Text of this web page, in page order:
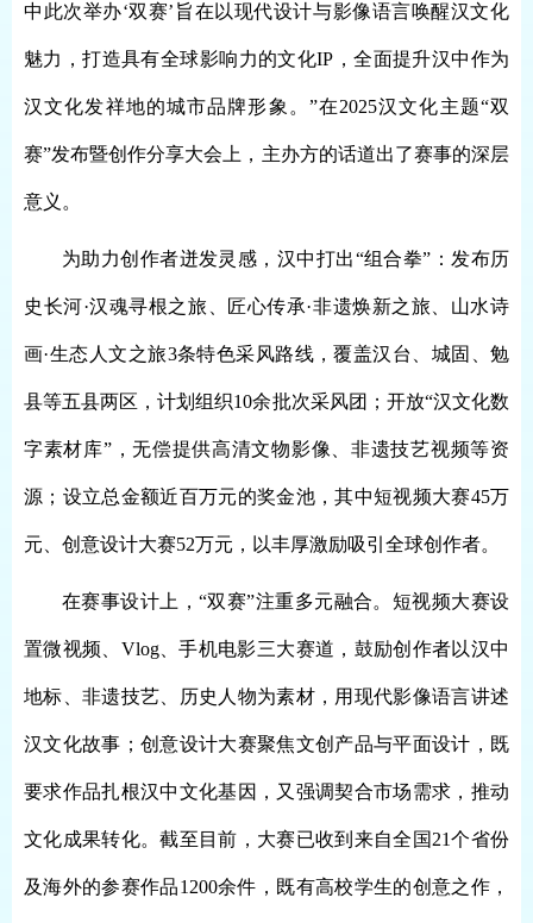
中此次举办‘双赛’旨在以现代设计与影像语言唤醒汉文化
魅力，打造具有全球影响力的文化IP，全面提升汉中作为
汉文化发祥地的城市品牌形象。”在2025汉文化主题“双
赛”发布暨创作分享大会上，主办方的话道出了赛事的深层
意义。
为助力创作者迸发灵感，汉中打出“组合拳”：发布历
史长河·汉魂寻根之旅、匠心传承·非遗焕新之旅、山水诗
画·生态人文之旅3条特色采风路线，覆盖汉台、城固、勉
县等五县两区，计划组织10余批次采风团；开放“汉文化数
字素材库”，无偿提供高清文物影像、非遗技艺视频等资
源；设立总金额近百万元的奖金池，其中短视频大赛45万
元、创意设计大赛52万元，以丰厚激励吸引全球创作者。
在赛事设计上，“双赛”注重多元融合。短视频大赛设
置微视频、Vlog、手机电影三大赛道，鼓励创作者以汉中
地标、非遗技艺、历史人物为素材，用现代影像语言讲述
汉文化故事；创意设计大赛聚焦文创产品与平面设计，既
要求作品扎根汉中文化基因，又强调契合市场需求，推动
文化成果转化。截至目前，大赛已收到来自全国21个省份
及海外的参赛作品1200余件，既有高校学生的创意之作，